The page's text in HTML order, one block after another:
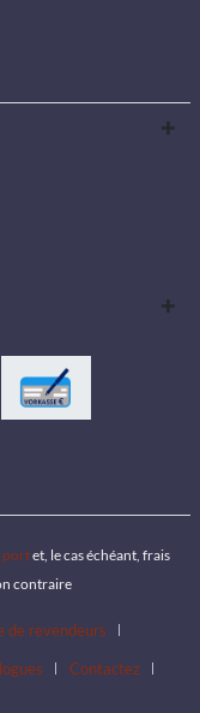
portet, le cas échéant, frais
contraire
de revendeurs
Contactez